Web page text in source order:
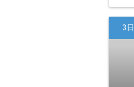
3